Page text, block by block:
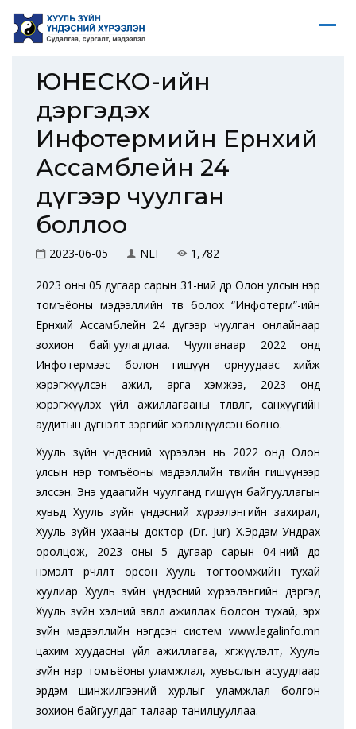
ЮНЕСКО-ийн
дэргэдэх
Инфотермийн Ерөнхий
Ассамблейн 24
дүгээр чуулган
боллоо
2023-06-05 NLI 1,782
2023 оны 05 дугаар сарын 31-ний өдөр Олон улсын нэр
томъёоны мэдээллийн төв болох “Инфотерм”-ийн
Ерөнхий Ассамблейн 24 дүгээр чуулган онлайнаар
зохион байгуулагдлаа. Чуулганаар 2022 онд
Инфотермээс болон гишүүн орнуудаас хийж
хэрэгжүүлсэн ажил, арга хэмжээ, 2023 онд
хэрэгжүүлэх үйл ажиллагааны төлөвлөгөө, санхүүгийн
аудитын дүгнэлт зэргийг хэлэлцүүлсэн болно.
Хууль зүйн үндэсний хүрээлэн нь 2022 онд Олон
улсын нэр томъёоны мэдээллийн төвийн гишүүнээр
элссэн. Энэ удаагийн чуулганд гишүүн байгууллагын
хувьд Хууль зүйн үндэсний хүрээлэнгийн захирал,
Хууль зүйн ухааны доктор (Dr. Jur) Х.Эрдэм-Ундрах
оролцож, 2023 оны 5 дугаар сарын 04-ний өдөр
нэмэлт өөрчлөлт орсон Хууль тогтоомжийн тухай
хуулиар Хууль зүйн үндэсний хүрээлэнгийн дэргэд
Хууль зүйн хэлний зөвлөл ажиллах болсон тухай, эрх
зүйн мэдээллийн нэгдсэн систем www.legalinfo.mn
цахим хуудасны үйл ажиллагаа, хөгжүүлэлт, Хууль
зүйн нэр томъёоны уламжлал, хувьслын асуудлаар
эрдэм шинжилгээний хурлыг уламжлал болгон
зохион байгуулдаг талаар танилцууллаа.